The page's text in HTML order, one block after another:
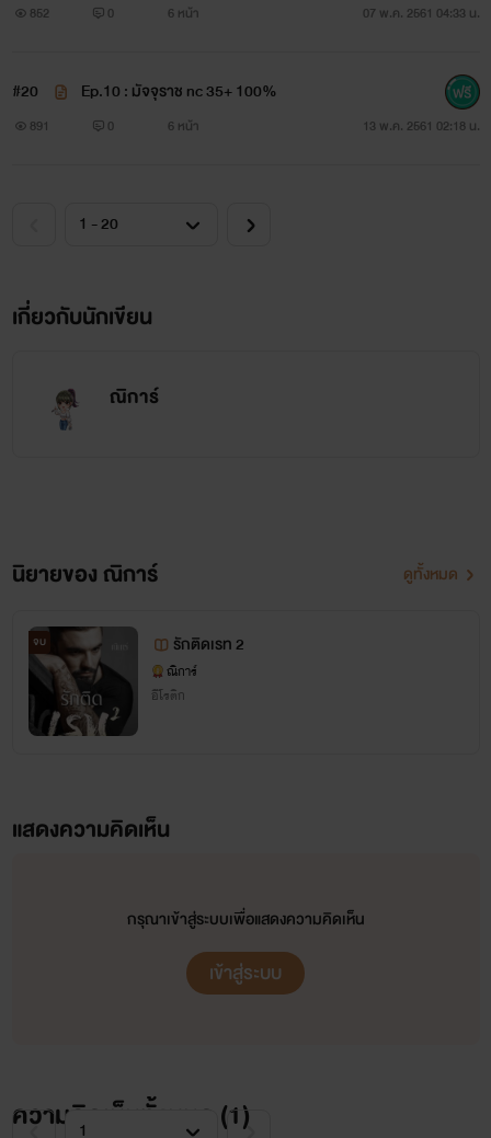
852 0 6 หน้า 07 พ.ค. 2561 04:33 น.
#20 Ep.10 : มัจจุราช nc 35+ 100%
891 0 6 หน้า 13 พ.ค. 2561 02:18 น.
เกี่ยวกับนักเขียน
ณิการ์
นิยายของ ณิการ์ ดูทั้งหมด
จบ รักติดเรท 2
ณิการ์
อีโรติก
แสดงความคิดเห็น
กรุณาเข้าสู่ระบบเพื่อแสดงความคิดเห็น
เข้าสู่ระบบ
ความคิดเห็นทั้งหมด (1)